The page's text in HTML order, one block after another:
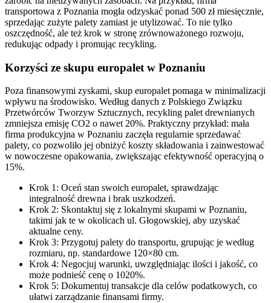
transportowa z Poznania mogła odzyskać ponad 500 zł miesięcznie,
sprzedając zużyte palety zamiast je utylizować. To nie tylko
oszczędność, ale też krok w stronę zrównoważonego rozwoju,
redukując odpady i promując recykling.
Korzyści ze skupu europalet w Poznaniu
Poza finansowymi zyskami, skup europalet pomaga w minimalizacji
wpływu na środowisko. Według danych z Polskiego Związku
Przetwórców Tworzyw Sztucznych, recykling palet drewnianych
zmniejsza emisję CO2 o nawet 20%. Praktyczny przykład: mała
firma produkcyjna w Poznaniu zaczęła regularnie sprzedawać
palety, co pozwoliło jej obniżyć koszty składowania i zainwestować
w nowoczesne opakowania, zwiększając efektywność operacyjną o
15%.
Krok 1: Oceń stan swoich europalet, sprawdzając
integralność drewna i brak uszkodzeń.
Krok 2: Skontaktuj się z lokalnymi skupami w Poznaniu,
takimi jak te w okolicach ul. Głogowskiej, aby uzyskać
aktualne ceny.
Krok 3: Przygotuj palety do transportu, grupując je według
rozmiaru, np. standardowe 120×80 cm.
Krok 4: Negocjuj warunki, uwzględniając ilości i jakość, co
może podnieść cenę o 1020%.
Krok 5: Dokumentuj transakcje dla celów podatkowych, co
ułatwi zarządzanie finansami firmy.